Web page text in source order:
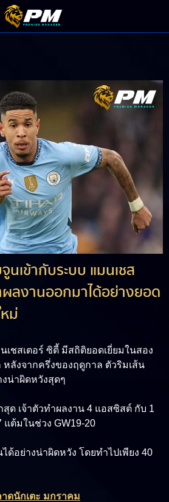
มเถื่อนช่วงสองเกมหลัง
นเข้ากับระบบ แมนเชส
ลงานออกมาได้อย่างยอด
ม่
เชสเตอร์ ซิตี้ มีสถิติยอดเยี่ยมในสอง
หลังจากครึ่งของฤดูกาล ตัวริมเส้น
น่าผิดหวังสุดๆ
สุด เจ้าตัวทำผลงาน 4 แอสซิสต์ กับ 1
ต้มในช่วง GW19-20
ด้อย่างน่าผิดหวัง โดยทำไปเพียง 40
ดนักเตะ มกราคม